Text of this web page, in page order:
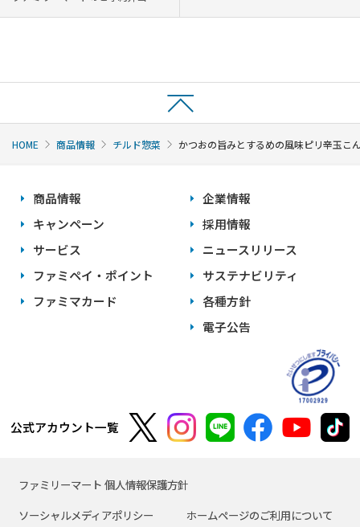
HOME 商品情報 チルド惣菜 かつおの旨みとするめの風味ピリ辛玉こ
商品情報
キャンペーン
サービス
ファミペイ・ポイント
ファミマカード
企業情報
採用情報
ニュースリリース
サステナビリティ
各種方針
電子公告
公式アカウント一覧
ファミリーマート 個人情報保護方針
ソーシャルメディアポリシー
ホームページのご利用について